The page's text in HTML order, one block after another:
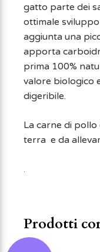
gatto parte dei
ottimale
aggiunta una
apporta
prima 100%
valore biologico
digeribile.
La carne di
terra e da
Prodotti